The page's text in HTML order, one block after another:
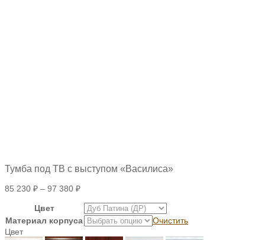
Тумба под ТВ с выступом «Василиса»
85 230 ₽ – 97 380 ₽
Цвет
Материал корпуса
Очистить
Цвет